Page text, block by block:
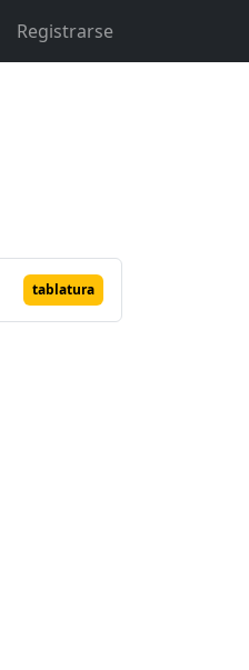
Registrarse
tablatura